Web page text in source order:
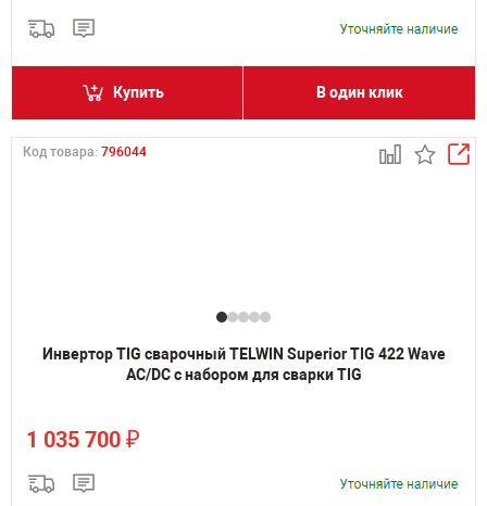
Купить В один клик
Код товара: 796044
Инвертор TIG сварочный TELWIN Superior TIG 422 Wave
AC/DC с набором для сварки TIG
1 035 700 ₽